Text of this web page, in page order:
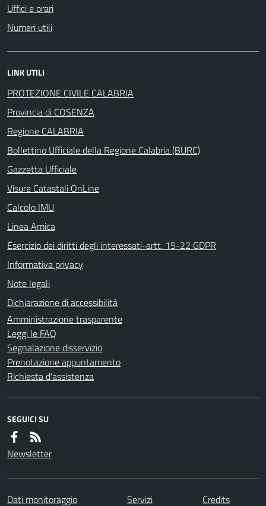
Uffici e orari
Numeri utili
LINK UTILI
PROTEZIONE CIVILE CALABRIA
Provincia di COSENZA
Regione CALABRIA
Bollettino Ufficiale della Regione Calabria (BURC)
Gazzetta Ufficiale
Visure Catastali OnLine
Calcolo IMU
Linea Amica
Esercizio dei diritti degli interessati-artt. 15-22 GDPR
Informativa privacy
Note legali
Dichiarazione di accessibilità
Amministrazione trasparente
Leggi le FAQ
Segnalazione disservizio
Prenotazione appuntamento
Richiesta d'assistenza
SEGUICI SU
Newsletter
Dati monitoraggio Servizi Credits